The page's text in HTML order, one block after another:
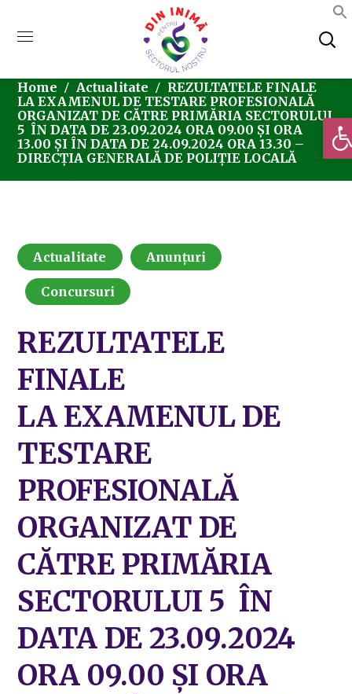
Home Actualitate
REZULTATELE FINALE
LA EXAMENUL DE TESTARE PROFESIONALĂ
ORGANIZAT DE CĂTRE PRIMĂRIA SECTORULUI
5 ÎN DATA DE 23.09.2024 ORA 09.00 ȘI ORA
13.00 ȘI ÎN DATA DE 24.09.2024 ORA 13.30 –
DIRECȚIA GENERALĂ DE POLIȚIE LOCALĂ
Actualitate Anunțuri
Concursuri
REZULTATELE
FINALE
LA EXAMENUL DE
TESTARE
PROFESIONALĂ
ORGANIZAT DE
CĂTRE PRIMĂRIA
SECTORULUI 5 ÎN
DATA DE 23.09.2024
ORA 09.00 ȘI ORA